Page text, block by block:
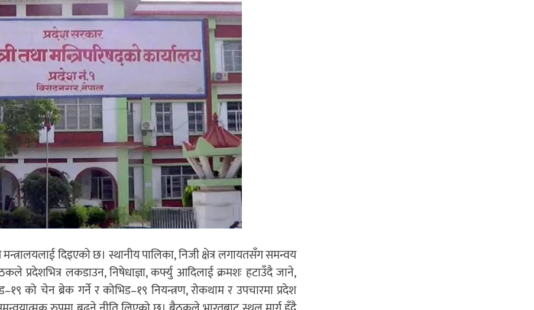
दिइएको छ। स्थानीय पालिका, निजी क्षेत्र लगायतसँग समन्वय
प्रदेशभित्र लकडाउन, निषेधाज्ञा, कर्फ्यु आदिलाई क्रमशः हटाउँदै जाने,
को चेन ब्रेक गर्ने र कोभिड–१९ नियन्त्रण, रोकथाम र उपचारमा प्रदेश